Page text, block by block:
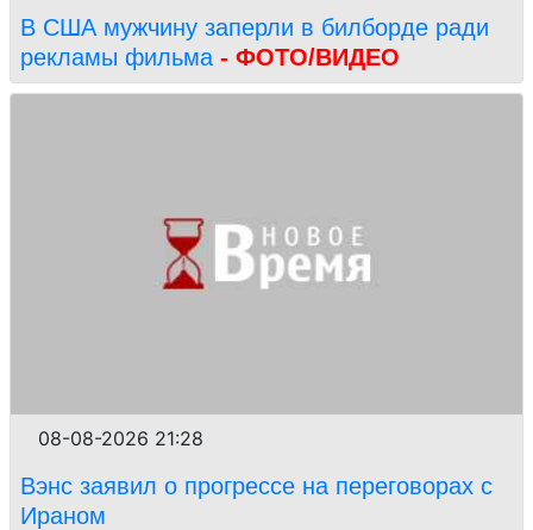
В США мужчину заперли в билборде ради
рекламы фильма - ФОТО/ВИДЕО
08-08-2026 21:28
Вэнс заявил о прогрессе на переговорах с
Ираном